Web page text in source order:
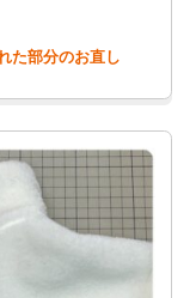
た部分のお直し